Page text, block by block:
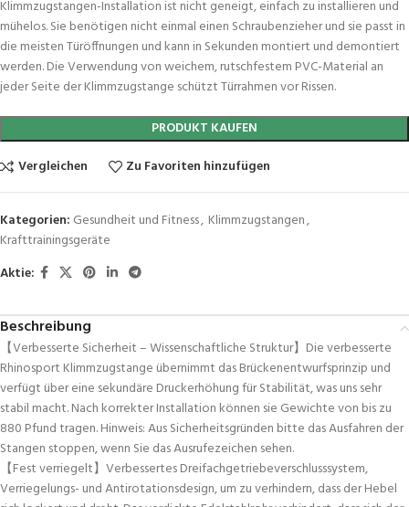
Klimmzugstangen-Installation ist nicht geneigt, einfach zu installieren und
mühelos. Sie benötigen nicht einmal einen Schraubenzieher und sie passt in
die meisten Türöffnungen und kann in Sekunden montiert und demontiert
werden. Die Verwendung von weichem, rutschfestem PVC-Material an
jeder Seite der Klimmzugstange schützt Türrahmen vor Rissen.
PRODUKT KAUFEN
Vergleichen
Zu Favoriten hinzufügen
Kategorien: Gesundheit und Fitness, Klimmzugstangen,
Krafttrainingsgeräte
Aktie:
Beschreibung
【Verbesserte Sicherheit – Wissenschaftliche Struktur】Die verbesserte
Rhinosport Klimmzugstange übernimmt das Brückenentwurfsprinzip und
verfügt über eine sekundäre Druckerhöhung für Stabilität, was uns sehr
stabil macht. Nach korrekter Installation können sie Gewichte von bis zu
880 Pfund tragen. Hinweis: Aus Sicherheitsgründen bitte das Ausfahren der
Stangen stoppen, wenn Sie das Ausrufezeichen sehen.
【Fest verriegelt】Verbessertes Dreifachgetriebeverschlusssystem,
Verriegelungs- und Antirotationsdesign, um zu verhindern, dass der Hebel